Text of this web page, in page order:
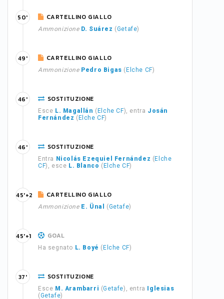
CARTELLINO GIALLO
Ammonizione D. Suárez (Getafe)
50'
CARTELLINO GIALLO
Ammonizione Pedro Bigas ( Elche CF)
49'
SOSTITUZIONE
Esce L. Magallán ( Elche CF), entra Josán
Fernández ( Elche CF)
46'
SOSTITUZIONE
Entra Nicolás Ezequiel Fernández ( Elche
CF), esce L. Blanco ( Elche CF)
46'
CARTELLINO GIALLO
Ammonizione E. Ünal (Getafe)
45'+2
GOAL
Ha segnato L. Boyé ( Elche CF)
45'+1
SOSTITUZIONE
Esce M. Arambarri (Getafe), entra
Iglesias
(Getafe)
37'